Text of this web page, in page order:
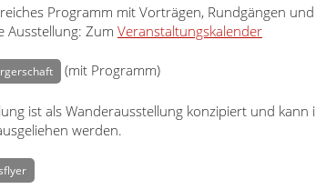
Programm mit Vorträgen, Rundgängen
Ausstellung: Zum Veranstaltungskalender
(mit Programm)
ist als Wanderausstellung konzipiert und kann
werden.